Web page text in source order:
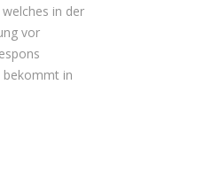
in der
vor
bekommt in